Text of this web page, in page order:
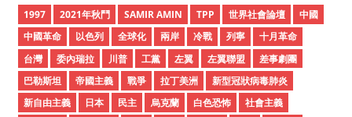
v
e
s
1997 2021年秋鬥 SAMIR AMIN TPP 世界社會論壇
中國
中國革命
以色列 全球化 兩岸 冷戰 列寧
十月革命
台灣
委內瑞拉 川普 工黨 左翼 左翼聯盟
差事劇團
巴勒斯坦
帝國主義 戰爭 拉丁美洲
新型冠狀病毒肺炎
新自由主義
日本 民主 烏克蘭 白色恐怖
社會主義